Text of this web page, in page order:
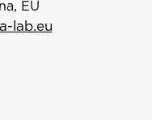
EU
lab.eu